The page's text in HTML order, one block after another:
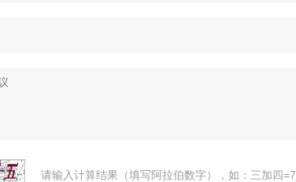
请输入计算结果（填写阿拉伯数字），如：三加四=7